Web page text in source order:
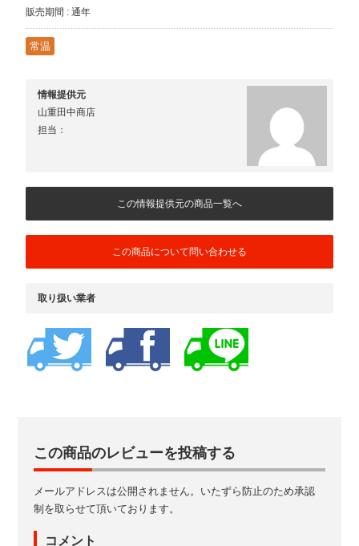
販売期間 : 通年
常温
情報提供元
山重田中商店
担当：
この情報提供元の商品一覧へ
この商品について問い合わせる
取り扱い業者
この商品のレビューを投稿する
メールアドレスは公開されません。いたずら防止のため承認
制を取らせて頂いております。
コメント